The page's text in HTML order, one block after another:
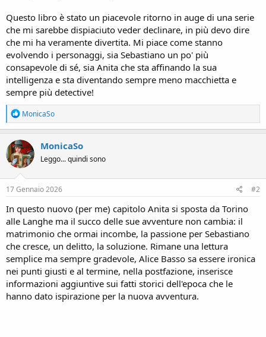
Questo libro è stato un piacevole ritorno in auge di una serie
che mi sarebbe dispiaciuto veder declinare, in più devo dire
che mi ha veramente divertita. Mi piace come stanno
evolvendo i personaggi, sia Sebastiano un po' più
consapevole di sé, sia Anita che sta affinando la sua
intelligenza e sta diventando sempre meno macchietta e
sempre più detective!
R
e
a
c
t
i
o
n
s
MonicaSo
MonicaSo
Leggo... quindi sono
17 Gennaio 2026 #2
In questo nuovo (per me) capitolo Anita si sposta da Torino
alle Langhe ma il succo delle sue avventure non cambia: il
matrimonio che ormai incombe, la passione per Sebastiano
che cresce, un delitto, la soluzione. Rimane una lettura
semplice ma sempre gradevole, Alice Basso sa essere ironica
nei punti giusti e al termine, nella postfazione, inserisce
informazioni aggiuntive sui fatti storici dell'epoca che le
hanno dato ispirazione per la nuova avventura.